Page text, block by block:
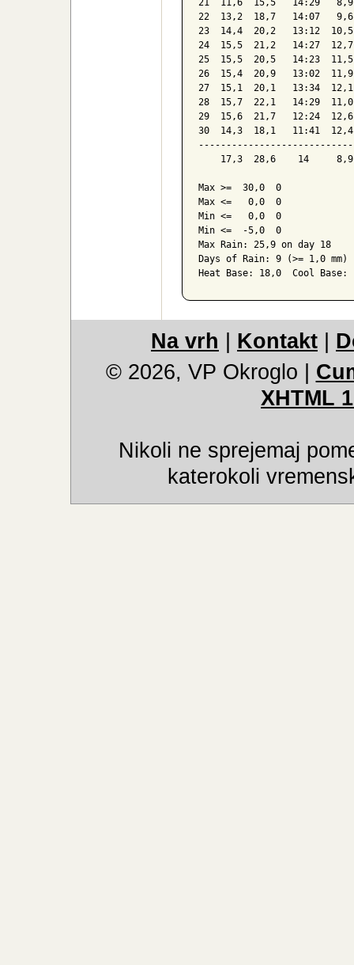
19  15,3  22,1   13:15
20  15,4  21,4   13:24
21  11,6  15,5   14:29
22  13,2  18,7   14:07
23  14,4  20,2   13:12
24  15,5  21,2   14:27
25  15,5  20,5   14:23
26  15,4  20,9   13:02
27  15,1  20,1   13:34
28  15,7  22,1   14:29
29  15,6  21,7   12:24
30  14,3  18,1   11:41
17,3  28,6    14
Max >=  30,0  0
Max <=   0,0  0
Min <=   0,0  0
Min <=  -5,0  0
Max Rain: 25,9 on day 18
Heat Base: 18,0  Cool
Na vrh |Kontakt |
© 2026, VP Okroglo|
Nikoli ne sprejemaj
katerokoli